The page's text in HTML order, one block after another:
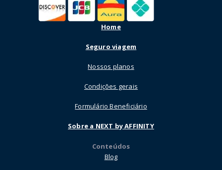
Home
Seguro viagem
Nossos planos
Condições gerais
Formulário Beneficiário
Sobre a NEXT by AFFINITY
Conteúdos
Blog